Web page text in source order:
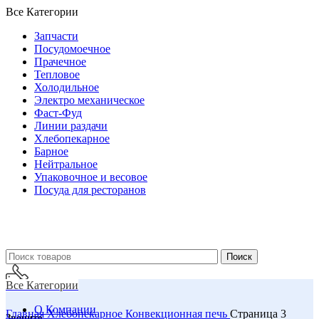
Все Категории
Запчасти
Посудомоечное
Прачечное
Тепловое
Холодильное
Электро механическое
Фаст-Фуд
Линии раздачи
Хлебопекарное
Барное
Нейтральное
Упаковочное и весовое
Посуда для ресторанов
Поиск
Все Категории
О Компании
ГлавнаяХлебопекарное Конвекционная печь Страница 3